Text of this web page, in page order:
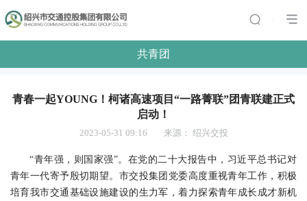
共青团
青春一起YOUNG！柯诸高速项目“一路菁联”团青联建正式
启动！
2023-05-31 09:16 来源： 绍兴交投
“青年强，则国家强”。在党的二十大报告中，习近平总书记对
青年一代寄予殷切期望。市交投集团党委高度重视青年工作，积极
培育我市交通基础设施建设的生力军，着力探索青年成长成才新机